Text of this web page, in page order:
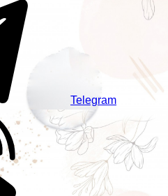
Telegram